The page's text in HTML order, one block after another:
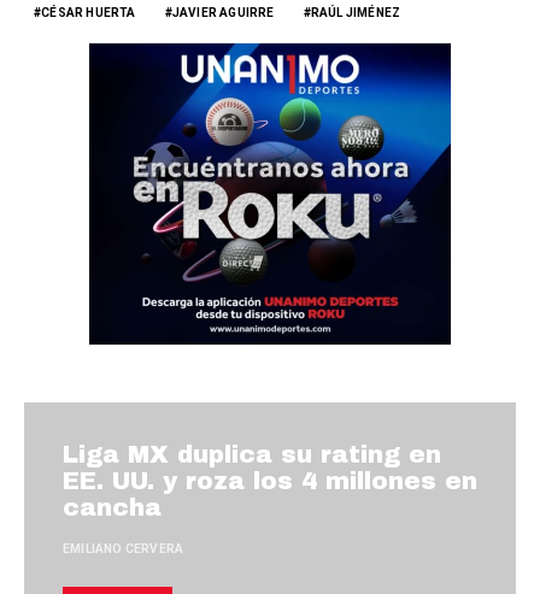
CÉSAR HUERTA JAVIER AGUIRRE RAÚL JIMÉNEZ
Liga MX duplica su rating en
EE. UU. y roza los 4 millones en
cancha
EMILIANO CERVERA